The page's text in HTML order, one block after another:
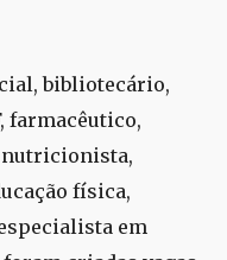
bibliotecário,
farmacêutico,
física,
em